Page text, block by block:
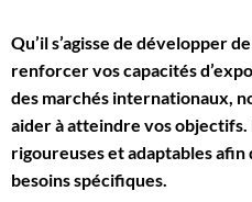
Qu’il s’agisse de développer
renforcer vos capacités
des marchés internationaux,
aider à atteindre vos objectifs.
rigoureuses et adaptables
besoins spécifiques.